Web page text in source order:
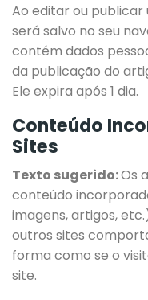
Ao editar ou publicar
será salvo no seu
contém dados
da publicação do
Ele expira após 1 dia.
Conteúdo
Sites
Texto sugerido:Os
conteúdo
imagens, artigos,
outros sites
forma como se o
site.